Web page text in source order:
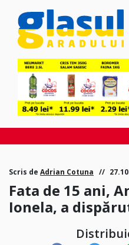
Scris de Adrian Cotuna
Fata de 15 ani,
Ionela, a